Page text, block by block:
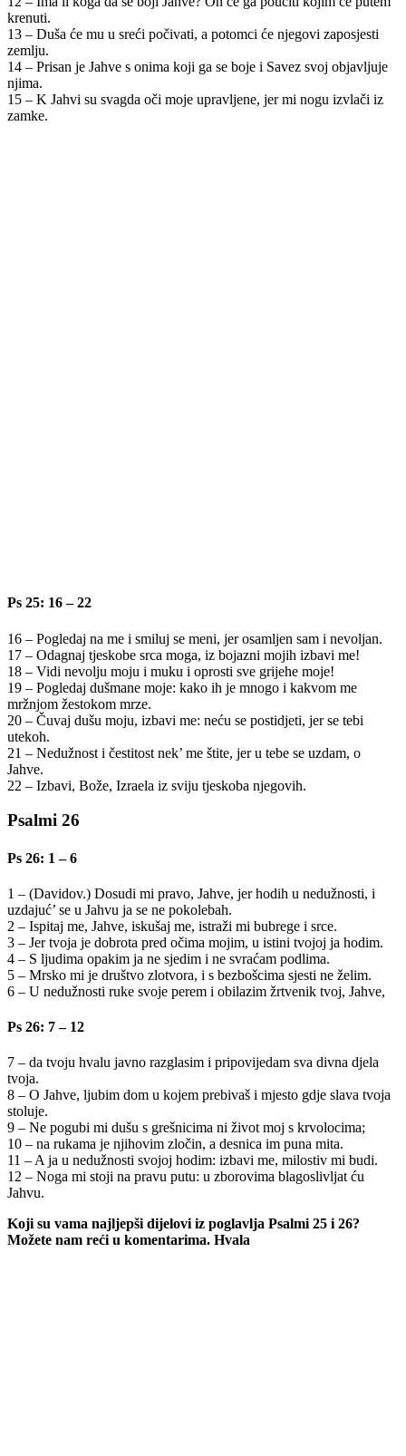
krenuti.
13 – Duša će mu u sreći počivati, a potomci će njegovi zaposjesti
zemlju.
14 – Prisan je Jahve s onima koji ga se boje i Savez svoj objavljuje
njima.
15 – K Jahvi su svagda oči moje upravljene, jer mi nogu izvlači iz
zamke.
Ps 25: 16 – 22
16 – Pogledaj na me i smiluj se meni, jer osamljen sam i nevoljan.
17 – Odagnaj tjeskobe srca moga, iz bojazni mojih izbavi me!
18 – Vidi nevolju moju i muku i oprosti sve grijehe moje!
19 – Pogledaj dušmane moje: kako ih je mnogo i kakvom me
mržnjom žestokom mrze.
20 – Čuvaj dušu moju, izbavi me: neću se postidjeti, jer se tebi
utekoh.
21 – Nedužnost i čestitost nek’ me štite, jer u tebe se uzdam, o
Jahve.
22 – Izbavi, Bože, Izraela iz sviju tjeskoba njegovih.
Psalmi 26
Ps 26: 1 – 6
1 – (Davidov.) Dosudi mi pravo, Jahve, jer hodih u nedužnosti, i
uzdajuć’ se u Jahvu ja se ne pokolebah.
2 – Ispitaj me, Jahve, iskušaj me, istraži mi bubrege i srce.
3 – Jer tvoja je dobrota pred očima mojim, u istini tvojoj ja hodim.
4 – S ljudima opakim ja ne sjedim i ne svraćam podlima.
5 – Mrsko mi je društvo zlotvora, i s bezbošcima sjesti ne želim.
6 – U nedužnosti ruke svoje perem i obilazim žrtvenik tvoj, Jahve,
Ps 26: 7 – 12
7 – da tvoju hvalu javno razglasim i pripovijedam sva divna djela
tvoja.
8 – O Jahve, ljubim dom u kojem prebivaš i mjesto gdje slava tvoja
stoluje.
9 – Ne pogubi mi dušu s grešnicima ni život moj s krvolocima;
10 – na rukama je njihovim zločin, a desnica im puna mita.
11 – A ja u nedužnosti svojoj hodim: izbavi me, milostiv mi budi.
12 – Noga mi stoji na pravu putu: u zborovima blagoslivljat ću
Jahvu.
Koji su vama najljepši dijelovi iz poglavlja Psalmi 25 i 26?
Možete nam reći u komentarima. Hvala